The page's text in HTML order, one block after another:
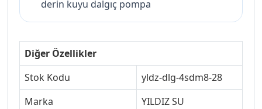
derin kuyu dalgıç pompa
Diğer Özellikler
Stok Kodu
yldz-dlg-4sdm8-28
Marka
YILDIZ SU